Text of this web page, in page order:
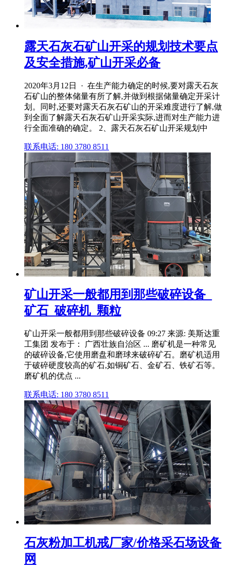
露天石灰石矿山开采的规划技术要点
及安全措施,矿山开采必备
2020年3月12日 · 在生产能力确定的时候,要对露天石灰
石矿山的整体储量有所了解,并做到根据储量确定开采计
划。同时,还要对露天石灰石矿山的开采难度进行了解,做
到全面了解露天石灰石矿山开采实际,进而对生产能力进
行全面准确的确定。 2、露天石灰石矿山开采规划中
联系电话: 180 3780 8511
矿山开采一般都用到那些破碎设备_
矿石_破碎机_颗粒
矿山开采一般都用到那些破碎设备 09:27 来源: 美斯达重
工集团 发布于： 广西壮族自治区 ... 磨矿机是一种常见
的破碎设备,它使用磨盘和磨球来破碎矿石。磨矿机适用
于破碎硬度较高的矿石,如铜矿石、金矿石、铁矿石等。
磨矿机的优点 ...
联系电话: 180 3780 8511
石灰粉加工机戒厂家/价格采石场设备
网